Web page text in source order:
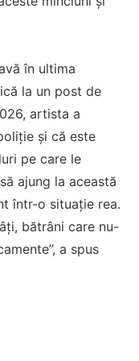
în ultima
la un post de
artista a
și că este
pe care le
ajung la această
într-o situație rea.
bătrâni care nu-
a spus